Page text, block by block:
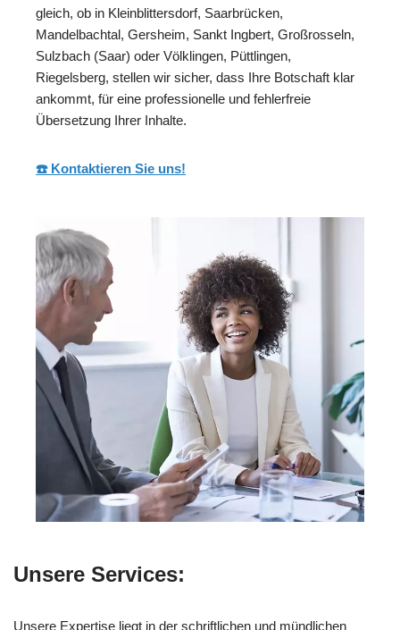
gleich, ob in Kleinblittersdorf, Saarbrücken,
Mandelbachtal, Gersheim, Sankt Ingbert, Großrosseln,
Sulzbach (Saar) oder Völklingen, Püttlingen,
Riegelsberg, stellen wir sicher, dass Ihre Botschaft klar
ankommt, für eine professionelle und fehlerfreie
Übersetzung Ihrer Inhalte.
☎️ Kontaktieren Sie uns!
Unsere Services:
Unsere Expertise liegt in der schriftlichen und mündlichen